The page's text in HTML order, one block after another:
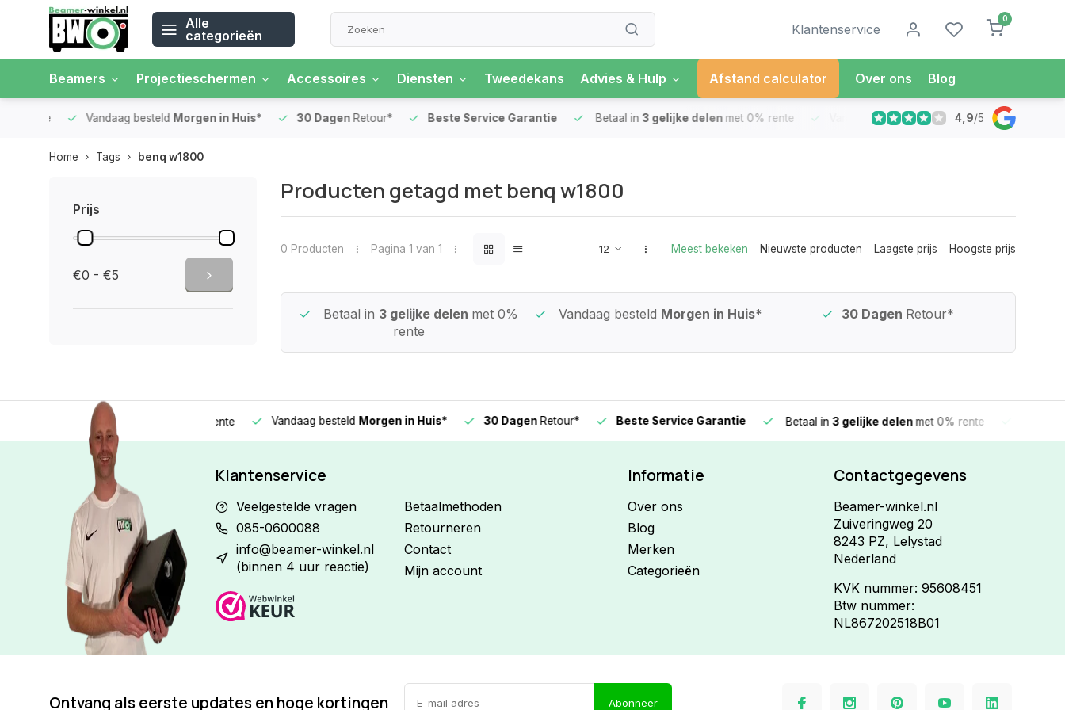
Alle
categorieën
Klantenservice
0
Beamers Projectieschermen Accessoires Diensten Tweedekans Advies & Hulp Afstand calculator Over ons Blog
Vandaag besteldMorgen in Huis* 30 DagenRetour* Beste Service Garantie Betaal in 3 gelijke delen met 0% rente Vandaag besteldMorgen in Huis*
4,9/5
Home Tags benq w1800
Prijs
€0 - €5
Producten getagd met benq w1800
0 Producten Pagina 1 van 1 Meest bekeken Nieuwste producten Laagste prijs Hoogste prijs
Beste Service Garantie Betaal in 3 gelijke delen met 0%
rente
Vandaag besteld Morgen in Huis* 30 Dagen Retour*
3 gelijke delen Vandaag besteldMorgen in Huis* 30 DagenRetour* Beste Service Garantie Betaal in3 gelijke delen met 0% rente
Klantenservice
Veelgestelde vragen
085-0600088
info@beamer-winkel.nl
(binnen 4 uur reactie)
Betaalmethoden
Retourneren
Contact
Mijn account
Informatie
Over ons
Blog
Merken
Categorieën
Contactgegevens
Beamer-winkel.nl
Zuiveringweg 20
8243 PZ, Lelystad
Nederland
KVK nummer: 95608451
Btw nummer:
NL867202518B01
Ontvang als eerste updates en hoge kortingen Abonneer